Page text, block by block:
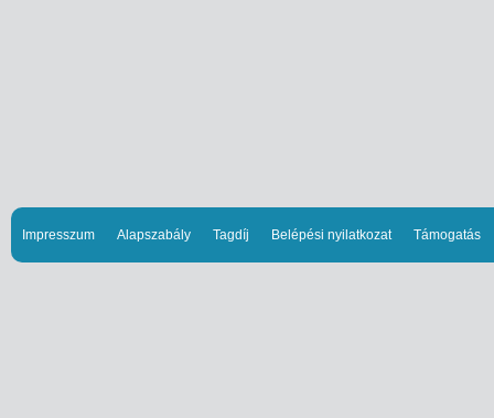
Impresszum Alapszabály Tagdíj Belépési nyilatkozat Támogatás